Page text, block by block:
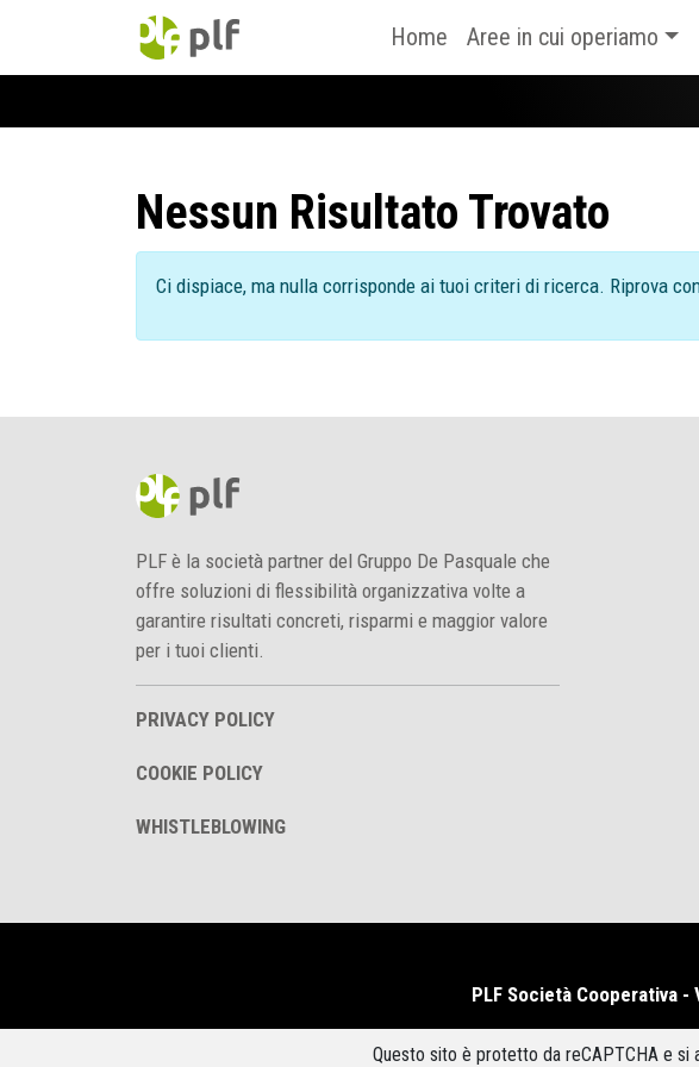
Home Aree in cui operiamo
Nessun Risultato Trovato
Ci dispiace, ma nulla corrisponde ai tuoi criteri di ricerca. Riprova
PLF è la società partner del Gruppo De Pasquale che
offre soluzioni di flessibilità organizzativa volte a
garantire risultati concreti, risparmi e maggior valore
per i tuoi clienti.
PRIVACY POLICY
COOKIE POLICY
WHISTLEBLOWING
PLF Società Cooperativa -
Questo sito è protetto da reCAPTCHA e si